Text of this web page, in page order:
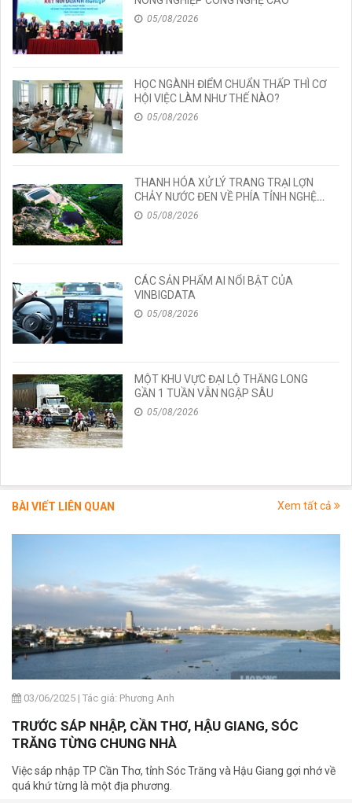
05/08/2026
HỌC NGÀNH ĐIỂM CHUẨN THẤP THÌ CƠ
HỘI VIỆC LÀM NHƯ THẾ NÀO?
05/08/2026
THANH HÓA XỬ LÝ TRANG TRẠI LỢN
CHẢY NƯỚC ĐEN VỀ PHÍA TỈNH NGHỆ
AN05/08/2026
CÁC SẢN PHẨM AI NỔI BẬT CỦA
VINBIGDATA
05/08/2026
MỘT KHU VỰC ĐẠI LỘ THĂNG LONG
GẦN 1 TUẦN VẪN NGẬP SÂU
05/08/2026
BÀI VIẾT LIÊN QUAN Xem tất cả
03/06/2025 | Tác giả: Phương Anh
TRƯỚC SÁP NHẬP, CẦN THƠ, HẬU GIANG, SÓC
TRĂNG TỪNG CHUNG NHÀ
Việc sáp nhập TP Cần Thơ, tỉnh Sóc Trăng và Hậu Giang gợi nhớ về
quá khứ từng là một địa phương.